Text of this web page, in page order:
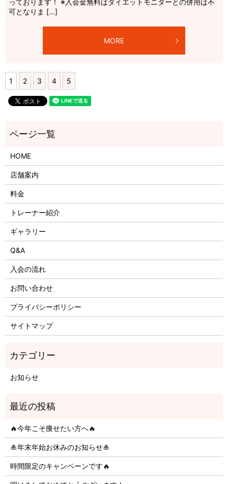
可となりま […]
MORE
1 2 3 4 5
HOME
店舗案内
料金
トレーナー紹介
ギャラリー
Q&A
入会の流れ
お問い合わせ
プライバシーポリシー
サイトマップ
お知らせ
🔥今年こそ痩せたい方へ🔥
🎍年末年始お休みのお知らせ🎍
時間限定のキャンペーンです🔥